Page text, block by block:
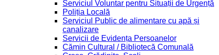
Serviciul Voluntar pentru Situații de Urgență
Poliția Locală
Serviciul Public de alimentare cu apă și
canalizare
Servicii de Evidența Persoanelor
Cămin Cultural / Bibliotecă Comunală